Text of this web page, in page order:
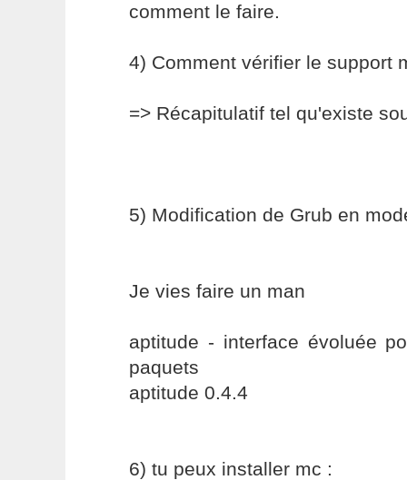
comment le faire.
4) Comment vérifier le support
=> Récapitulatif tel qu'existe
5) Modification de Grub en
Je vies faire un man
aptitude - interface évoluée
paquets
aptitude 0.4.4
6) tu peux installer mc :